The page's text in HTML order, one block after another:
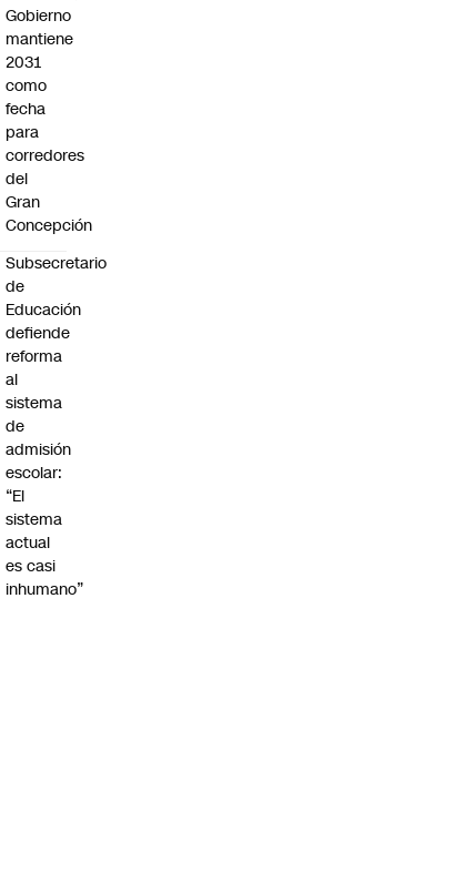
Gobierno
mantiene
2031
como
fecha
para
corredores
del
Gran
Concepción
Subsecretario
de
Educación
defiende
reforma
al
sistema
de
admisión
escolar:
“El
sistema
actual
es casi
inhumano”